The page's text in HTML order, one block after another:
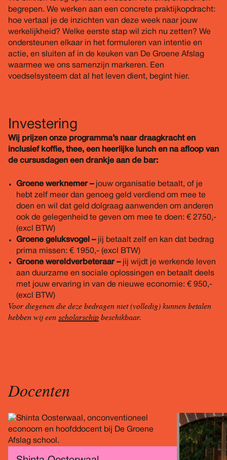
begrepen. We werken aan een concrete praktijkopdracht:
hoe vertaal je de inzichten van deze week naar jouw
werkelijkheid? Welke eerste stap wil zich nu zetten? We
ondersteunen elkaar in het formuleren van intentie en
actie, en sluiten af in de keuken van De Groene Afslag
waarmee we ons samenzijn markeren. Een
voedselsysteem dat al het leven dient, begint hier.
Investering
Wij prijzen onze programma’s naar draagkracht en
inclusief koffie, thee, een heerlijke lunch en na afloop van
de cursusdagen een drankje aan de bar:
Groene werknemer – jouw organisatie betaalt, of je
hebt zelf meer dan genoeg geld verdiend om mee te
doen en wil dat geld dolgraag aanwenden om anderen
ook de gelegenheid te geven om mee te doen: € 2750,-
(excl BTW)
Groene geluksvogel – jij betaalt zelf en kan dat bedrag
prima missen: € 1950,- (excl BTW)
Groene wereldverbeteraar – jij wijdt je werkende leven
aan duurzame en sociale oplossingen en betaalt deels
met jouw ervaring in van de nieuwe economie: € 950,-
(excl BTW)
Voor diegenen die deze bedragen niet (volledig) kunnen betalen
hebben wij een scholarschip beschikbaar.
Docenten